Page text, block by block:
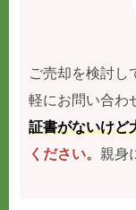
ご売却を検討し
軽にお問い合わ
証書がないけど
ください。親身